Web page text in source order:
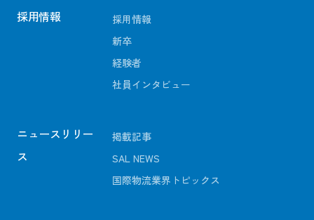
採用情報
採用情報
新卒
経験者
社員インタビュー
ニュースリリー
ス
掲載記事
SAL NEWS
国際物流業界トピックス